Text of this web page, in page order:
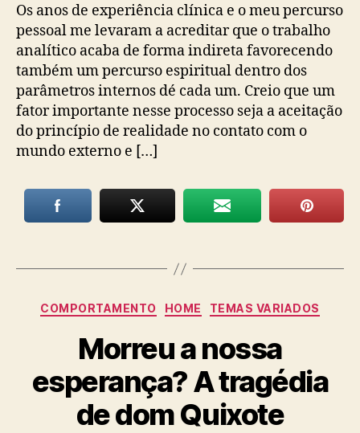
Os anos de experiência clínica e o meu percurso
pessoal me levaram a acreditar que o trabalho
analítico acaba de forma indireta favorecendo
também um percurso espiritual dentro dos
parâmetros internos dé cada um. Creio que um
fator importante nesse processo seja a aceitação
do princípio de realidade no contato com o
mundo externo e […]
Categorias
COMPORTAMENTO HOME TEMAS VARIADOS
Morreu a nossa
esperança? A tragédia
de dom Quixote